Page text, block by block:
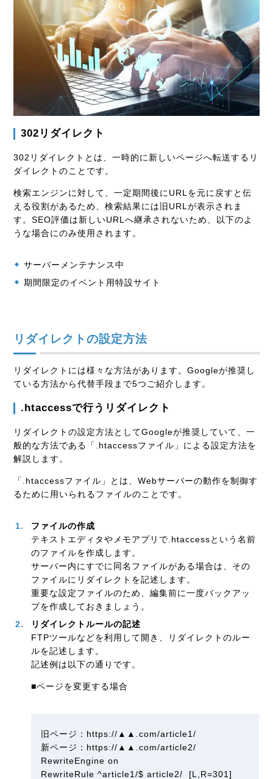
302リダイレクト
302リダイレクトとは、一時的に新しいページへ転送するリ
ダイレクトのことです。
検索エンジンに対して、一定期間後にURLを元に戻すと伝
える役割があるため、検索結果には旧URLが表示されま
す。SEO評価は新しいURLへ継承されないため、以下のよ
うな場合にのみ使用されます。
サーバーメンテナンス中
期間限定のイベント用特設サイト
リダイレクトの設定方法
リダイレクトには様々な方法があります。Googleが推奨し
ている方法から代替手段まで5つご紹介します。
.htaccessで行うリダイレクト
リダイレクトの設定方法としてGoogleが推奨していて、一
般的な方法である「.htaccessファイル」による設定方法を
解説します。
「.htaccessファイル」とは、Webサーバーの動作を制御す
るために用いられるファイルのことです。
ファイルの作成
テキストエディタやメモアプリで.htaccessという名前
のファイルを作成します。
サーバー内にすでに同名ファイルがある場合は、その
ファイルにリダイレクトを記述します。
重要な設定ファイルのため、編集前に一度バックアッ
プを作成しておきましょう。
リダイレクトルールの記述
FTPツールなどを利用して開き、リダイレクトのルー
ルを記述します。
記述例は以下の通りです。
■ページを変更する場合
旧ページ：https://▲▲.com/article1/
新ページ：https://▲▲.com/article2/
RewriteEngine on
RewriteRule ^article1/$ article2/ [L,R=301]